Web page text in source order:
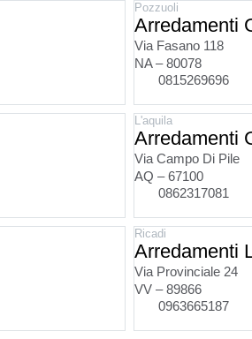
Pozzuoli
Arredamenti
Via Fasano 118
NA – 80078
0815269696
L'aquila
Arredamenti
Via Campo Di Pile
AQ – 67100
0862317081
Ricadi
Arredamenti
Via Provinciale 24
VV – 89866
0963665187